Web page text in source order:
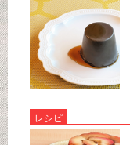
レシピ